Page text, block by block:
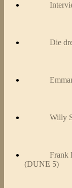
Die
Willy
Frank
(DUNE 5)